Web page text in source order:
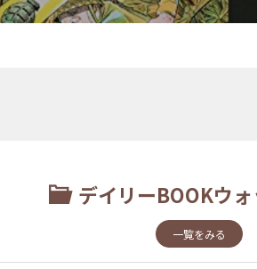
デイリーBOOKウ
一覧をみる